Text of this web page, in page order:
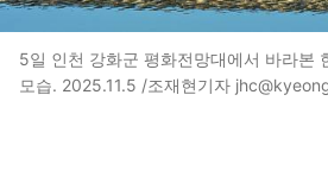
5일 인천 강화군 평화전망대에서 바라본
모습. 2025.11.5 /조재현기자